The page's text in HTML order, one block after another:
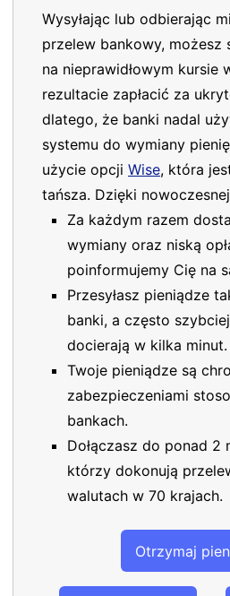
Wysyłając lub odbierając
przelew bankowy, możesz
na nieprawidłowym kursie
rezultacie zapłacić za
dlatego, że banki nadal
systemu do wymiany
użycie opcji Wise, która
tańsza. Dzięki
Za każdym razem
wymiany oraz niską
poinformujemy Cię na
Przesyłasz pieniądze
banki, a często
docierają w kilka minut.
Twoje pieniądze są
zabezpieczeniami
bankach.
Dołączasz do ponad 2
którzy dokonują
walutach w 70 krajach.
Otrzymaj